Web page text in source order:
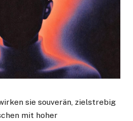
sie souverän, zielstrebig
mit hoher